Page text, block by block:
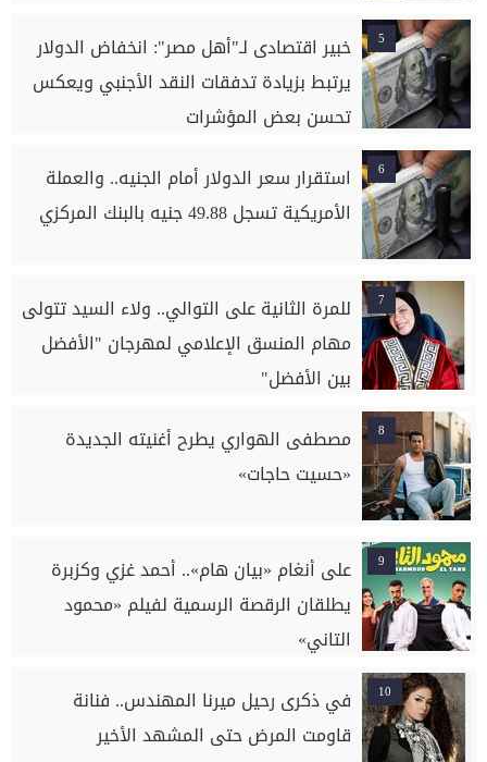
5
خبير اقتصادى لـ"أهل مصر": انخفاض الدولار
يرتبط بزيادة تدفقات النقد الأجنبي ويعكس
تحسن بعض المؤشرات
6
استقرار سعر الدولار أمام الجنيه.. والعملة
الأمريكية تسجل 49.88 جنيه بالبنك المركزي
7
للمرة الثانية على التوالي.. ولاء السيد تتولى
مهام المنسق الإعلامي لمهرجان "الأفضل
بين الأفضل"
8
مصطفى الهواري يطرح أغنيته الجديدة
«حسيت حاجات»
9
على أنغام «بيان هام».. أحمد غزي وكزبرة
يطلقان الرقصة الرسمية لفيلم «محمود
التاني»
10
في ذكرى رحيل ميرنا المهندس.. فنانة
قاومت المرض حتى المشهد الأخير